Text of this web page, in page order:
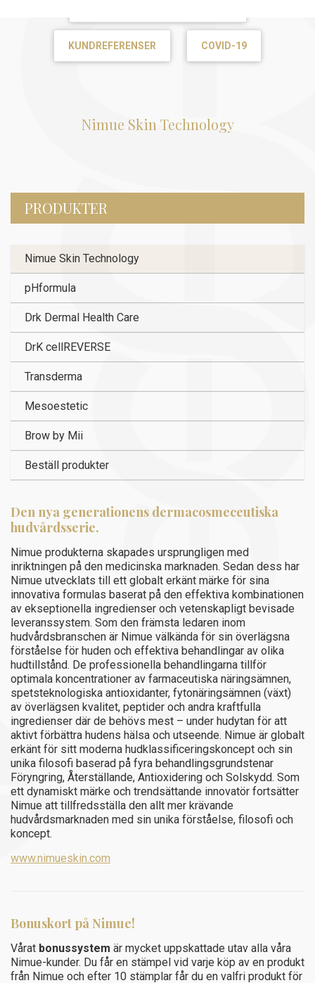
Nimue Skin Technology
pHformula
Drk Dermal Health Care
DrK cellREVERSE
Transderma
Mesoestetic
Brow by Mii
Beställ produkter
Den nya generationens dermacosmeceutiska
Nimue produkterna skapades ursprungligen med
inriktningen på den medicinska marknaden. Sedan dess har
Nimue utvecklats till ett globalt erkänt märke för sina
innovativa formulas baserat på den effektiva kombinationen
av ekseptionella ingredienser och vetenskapligt bevisade
leveranssystem. Som den främsta ledaren inom
hudvårdsbranschen är Nimue välkända för sin överlägsna
förståelse för huden och effektiva behandlingar av olika
hudtillstånd. De professionella behandlingarna tillför
optimala koncentrationer av farmaceutiska näringsämnen,
spetsteknologiska antioxidanter, fytonäringsämnen (växt)
av överlägsen kvalitet, peptider och andra kraftfulla
ingredienser där de behövs mest – under hudytan för att
aktivt förbättra hudens hälsa och utseende. Nimue är globalt
erkänt för sitt moderna hudklassificeringskoncept och sin
unika filosofi baserad på fyra behandlingsgrundstenar
Föryngring, Återställande, Antioxidering och Solskydd. Som
ett dynamiskt märke och trendsättande innovatör fortsätter
Nimue att tillfredsställa den allt mer krävande
hudvårdsmarknaden med sin unika förståelse, filosofi och
koncept.
www.nimueskin.com
bonussystem
är mycket uppskattade utav alla våra
Nimue-kunder. Du får en stämpel vid varje köp av en produkt
från Nimue och efter 10 stämplar får du en valfri produkt för
halva priset. Gäller alla produkter över 300 kr och kan inte
kombineras med andra rabatter. Kortet gäller i 12 månader